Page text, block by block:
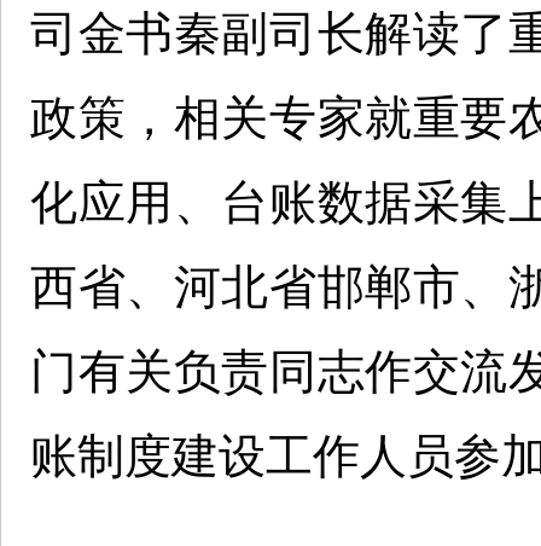
司金书秦副司长解读了
政策，相关专家就重要
化应用、台账数据采集
西省、河北省邯郸市、
门有关负责同志作交流
账制度建设工作人员参